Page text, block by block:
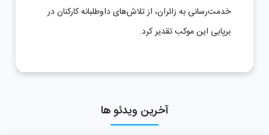
خدمت‌رسانی به زائران، از تلاش‌های داوطلبانه کارکنان در
برپایی این موکب تقدیر کرد.
آخرین ویدئو ها